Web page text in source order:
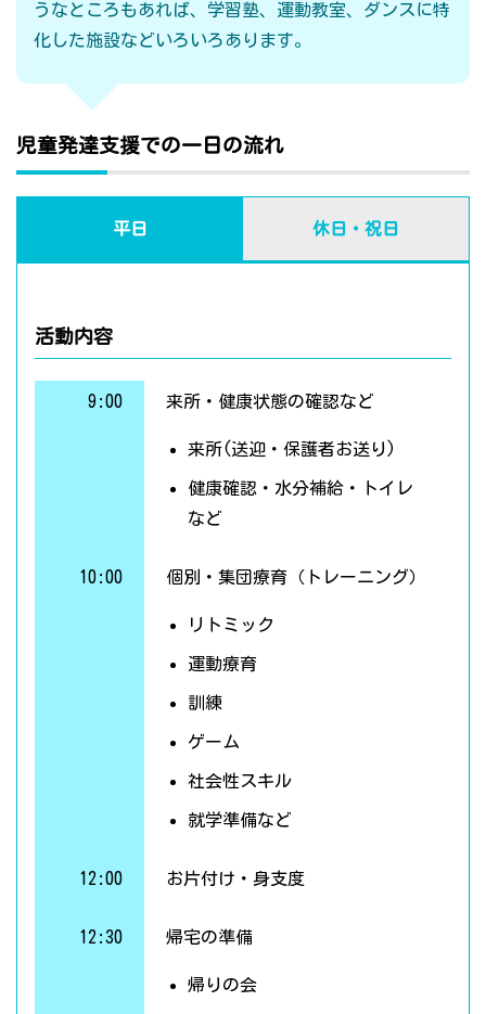
うなところもあれば、学習塾、運動教室、ダンスに特
化した施設などいろいろあります。
児童発達支援での一日の流れ
平日 休日・祝日
活動内容
9:00 来所・健康状態の確認など
来所(送迎・保護者お送り)
健康確認・水分補給・トイレ
など
10:00 個別・集団療育（トレーニング）
リトミック
運動療育
訓練
ゲーム
社会性スキル
就学準備など
12:00 お片付け・身支度
12:30 帰宅の準備
帰りの会